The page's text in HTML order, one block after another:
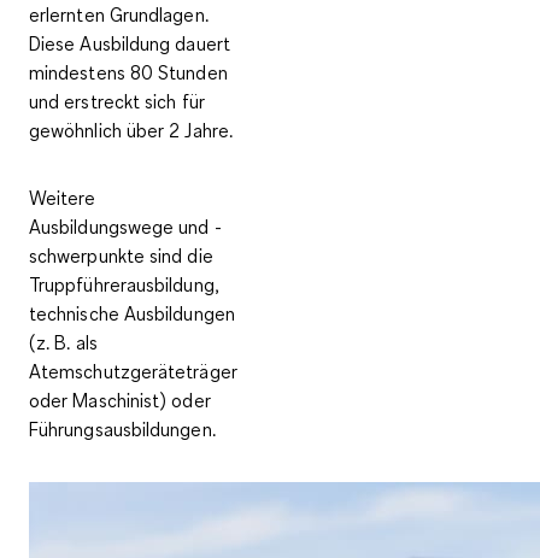
erlernten Grundlagen.
Diese Ausbildung dauert
mindestens 80 Stunden
und erstreckt sich für
gewöhnlich über 2 Jahre.
Weitere
Ausbildungswege und -
schwerpunkte sind die
Truppführerausbildung,
technische Ausbildungen
(z. B. als
Atemschutzgeräteträger
oder Maschinist) oder
Führungsausbildungen.